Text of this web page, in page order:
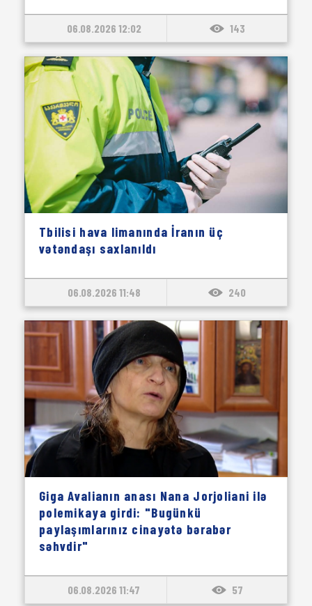
06.08.2026 12:02 143
Tbilisi hava limanında İranın üç
vətəndaşı saxlanıldı
06.08.2026 11:48 240
Giga Avalianın anası Nana Jorjoliani ilə
polemikaya girdi: "Bugünkü
paylaşımlarınız cinayətə bərabər
səhvdir"
06.08.2026 11:47 57